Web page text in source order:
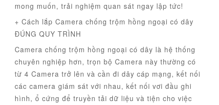
mong muốn, trải nghiệm quan sát ngay lập tức!
+ Cách lắp Camera chống trộm hồng ngoại có dây
ĐÚNG QUY TRÌNH
Camera chống trộm hồng ngoại có dây là hệ thống
chuyên nghiệp hơn, trọn bộ Camera này thường có
từ 4 Camera trở lên và cần đi dây cáp mạng, kết nối
các camera giám sát với nhau, kết nối vơi đầu ghi
hình, ổ cứng để truyền tải dữ liệu và tiện cho việc